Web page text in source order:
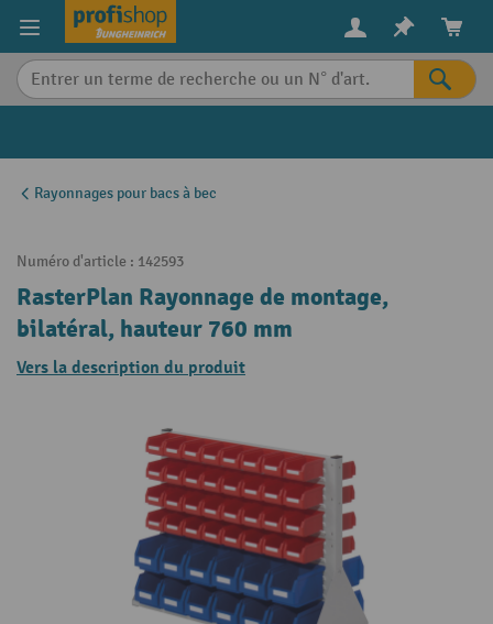
content
Rayonnages pour bacs à bec
Numéro d'article : 142593
RasterPlan Rayonnage de montage,
bilatéral, hauteur 760 mm
Vers la description du produit